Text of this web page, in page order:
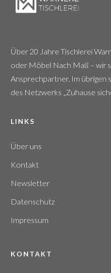
Über 20 Jahre Tischlerei
oder Möbel Nach Maß – wir
Ansprechpartner. Im übrigen
des Netzwerks „Zuhause
LINKS
Über uns
Kontakt
Newsletter
Datenschutz
Impressum
KONTAKT